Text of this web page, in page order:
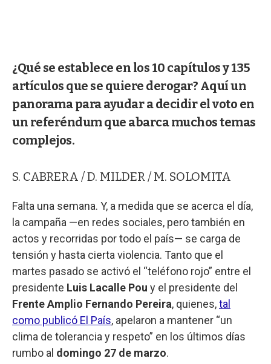
¿Qué se establece en los 10 capítulos y 135
artículos que se quiere derogar? Aquí un
panorama para ayudar a decidir el voto en
un referéndum que abarca muchos temas
complejos.
S. CABRERA / D. MILDER / M. SOLOMITA
Falta una semana. Y, a medida que se acerca el día,
la campaña —en redes sociales, pero también en
actos y recorridas por todo el país— se carga de
tensión y hasta cierta violencia. Tanto que el
martes pasado se activó el “teléfono rojo” entre el
presidente Luis Lacalle Pou y el presidente del
Frente Amplio Fernando Pereira, quienes,tal
como publicó El País, apelaron a mantener “un
clima de tolerancia y respeto” en los últimos días
rumbo al domingo 27 de marzo.